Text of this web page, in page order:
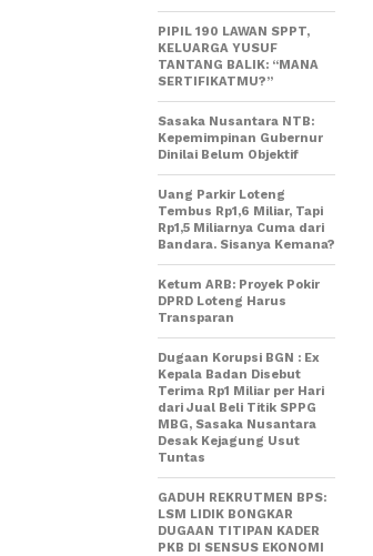
PIPIL 190 LAWAN SPPT,
KELUARGA YUSUF
TANTANG BALIK: “MANA
SERTIFIKATMU?”
Sasaka Nusantara NTB:
Kepemimpinan Gubernur
Dinilai Belum Objektif
Uang Parkir Loteng
Tembus Rp1,6 Miliar, Tapi
Rp1,5 Miliarnya Cuma dari
Bandara. Sisanya Kemana?
Ketum ARB: Proyek Pokir
DPRD Loteng Harus
Transparan
Dugaan Korupsi BGN : Ex
Kepala Badan Disebut
Terima Rp1 Miliar per Hari
dari Jual Beli Titik SPPG
MBG, Sasaka Nusantara
Desak Kejagung Usut
Tuntas
GADUH REKRUTMEN BPS:
LSM LIDIK BONGKAR
DUGAAN TITIPAN KADER
PKB DI SENSUS EKONOMI